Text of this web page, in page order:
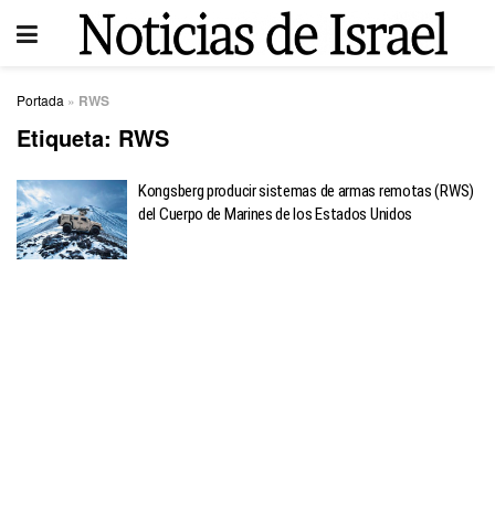
Portada » RWS
Etiqueta: RWS
Kongsberg producir sistemas de armas remotas (RWS)
del Cuerpo de Marines de los Estados Unidos